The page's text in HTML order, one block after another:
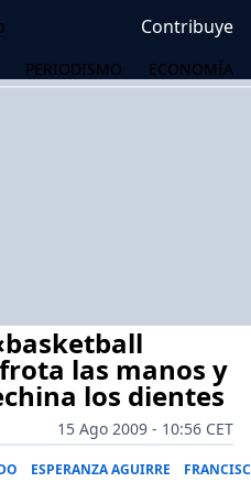
Contribuye
PERIODISMO ECONOMÍA
las manos y
los dientes
15 Ago 2009 - 10:56 CET
ESPERANZA AGUIRRE